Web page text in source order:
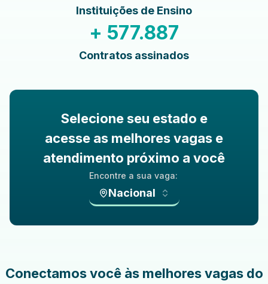
Instituições de Ensino
+ 577.887
Contratos assinados
Selecione seu estado e
acesse as melhores vagas e
atendimento próximo a você
Encontre a sua vaga:
Nacional
Conectamos você às melhores vagas do